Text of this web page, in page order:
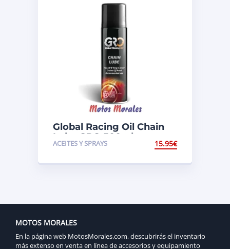
Global Racing Oil Chain
Lube GRO 500ml.
ACEITES Y SPRAYS 15.95€
MOTOS MORALES
En la página web MotosMorales.com, descubrirás el inventario
más extenso en venta en línea de accesorios y equipamiento